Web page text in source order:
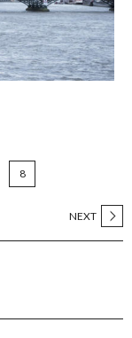
8
NEXT